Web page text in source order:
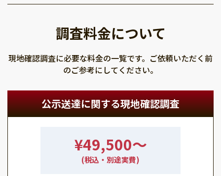
調査料金について
現地確認調査に必要な料金の一覧です。ご依頼いただく前
のご参考にしてください。
公示送達に関する現地確認調査
¥49,500〜
(税込・別途実費)